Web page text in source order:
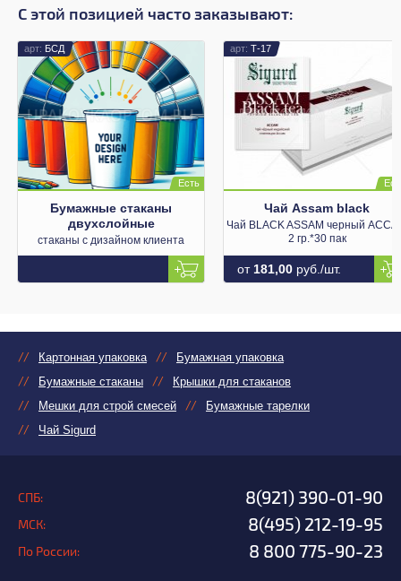
С этой позицией часто заказывают:
БСД
Бумажные стаканы
двухслойные
стаканы с дизайном клиента
Т-17
Чай Assam black
Чай BLACK ASSAM черный
2 гр.*30 пак
от 181,00 руб./шт.
Картонная упаковка
Бумажная упаковка
Бумажные стаканы
Крышки для стаканов
Мешки для строй смесей
Бумажные тарелки
Чай Sigurd
СПБ: 8(921) 390-01-90
МСК: 8(495) 212-19-95
По России: 8 800 775-90-23